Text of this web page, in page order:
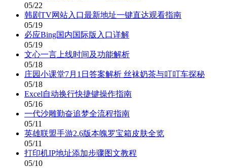
05/22
韩剧TV网站入口最新地址一键直达观看指南
05/19
必应Bing国内国际版入口详解
05/19
文心一言上线时间及功能解析
05/18
庄园小课堂7月1日答案解析 丝袜奶茶与叮叮车探秘
05/18
Excel自动换行快捷键操作指南
05/16
一代沙雕勤奋追梦全流程指南
05/11
英雄联盟手游2.6版本魄罗宝箱皮肤全览
05/11
打印机IP地址添加步骤图文教程
05/10